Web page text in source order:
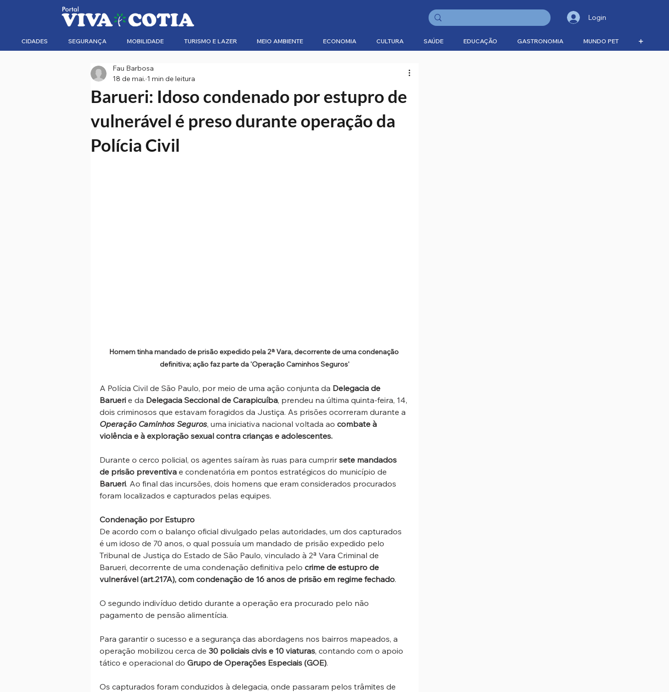
Login
CIDADES SEGURANÇA MOBILIDADE TURISMO E LAZER MEIO AMBIENTE ECONOMIA CULTURA SAÚDE EDUCAÇÃO GASTRONOMIA MUNDO PET ➕
Barueri: Idoso condenado por estupro de
vulnerável é preso durante operação da
Polícia Civil
Fau Barbosa
18 de mai. 1 min de leitura
Homem tinha mandado de prisão expedido pela 2ª Vara, decorrente de uma condenação
definitiva; ação faz parte da 'Operação Caminhos Seguros'
A Polícia Civil de São Paulo, por meio de uma ação conjunta da Delegacia de
Barueri e da Delegacia Seccional de Carapicuíba, prendeu na última quinta-feira, 14,
dois criminosos que estavam foragidos da Justiça. As prisões ocorreram durante a
Operação Caminhos Seguros, uma iniciativa nacional voltada ao combate à
violência e à exploração sexual contra crianças e adolescentes.
Durante o cerco policial, os agentes saíram às ruas para cumprir sete mandados
de prisão preventiva e condenatória em pontos estratégicos do município de
Barueri. Ao final das incursões, dois homens que eram considerados procurados
foram localizados e capturados pelas equipes.
Condenação por Estupro
De acordo com o balanço oficial divulgado pelas autoridades, um dos capturados
é um idoso de 70 anos, o qual possuía um mandado de prisão expedido pelo
Tribunal de Justiça do Estado de São Paulo, vinculado à 2ª Vara Criminal de
Barueri, decorrente de uma condenação definitiva pelo crime de estupro de
vulnerável (art.217A), com condenação de 16 anos de prisão em regime fechado.
O segundo indivíduo detido durante a operação era procurado pelo não
pagamento de pensão alimentícia.
Para garantir o sucesso e a segurança das abordagens nos bairros mapeados, a
operação mobilizou cerca de 30 policiais civis e 10 viaturas, contando com o apoio
tático e operacional do Grupo de Operações Especiais (GOE).
Os capturados foram conduzidos à delegacia, onde passaram pelos trâmites de